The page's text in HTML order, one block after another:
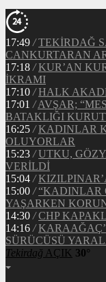
17:49 / TEKİRDAĞ
CANKURTARAN
17:18 / KUR’AN
İKRAMI
17:10 / HALK
17:01 / AVŞAR;
BATAKLIĞI
16:25 / KADINLAR
OLUYORLAR
15:23 / UTKU,
VERİLDİ
15:04 /
15:00 / “KADINLAR
YAŞARKEN
14:30 / CHP
14:16 /
SÜRÜCÜSÜ
Tekirdağ AÇIK 30°